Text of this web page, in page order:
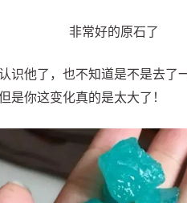
非常好的原石了
识他了，也不知道是不是去了
是你这变化真的是太大了！